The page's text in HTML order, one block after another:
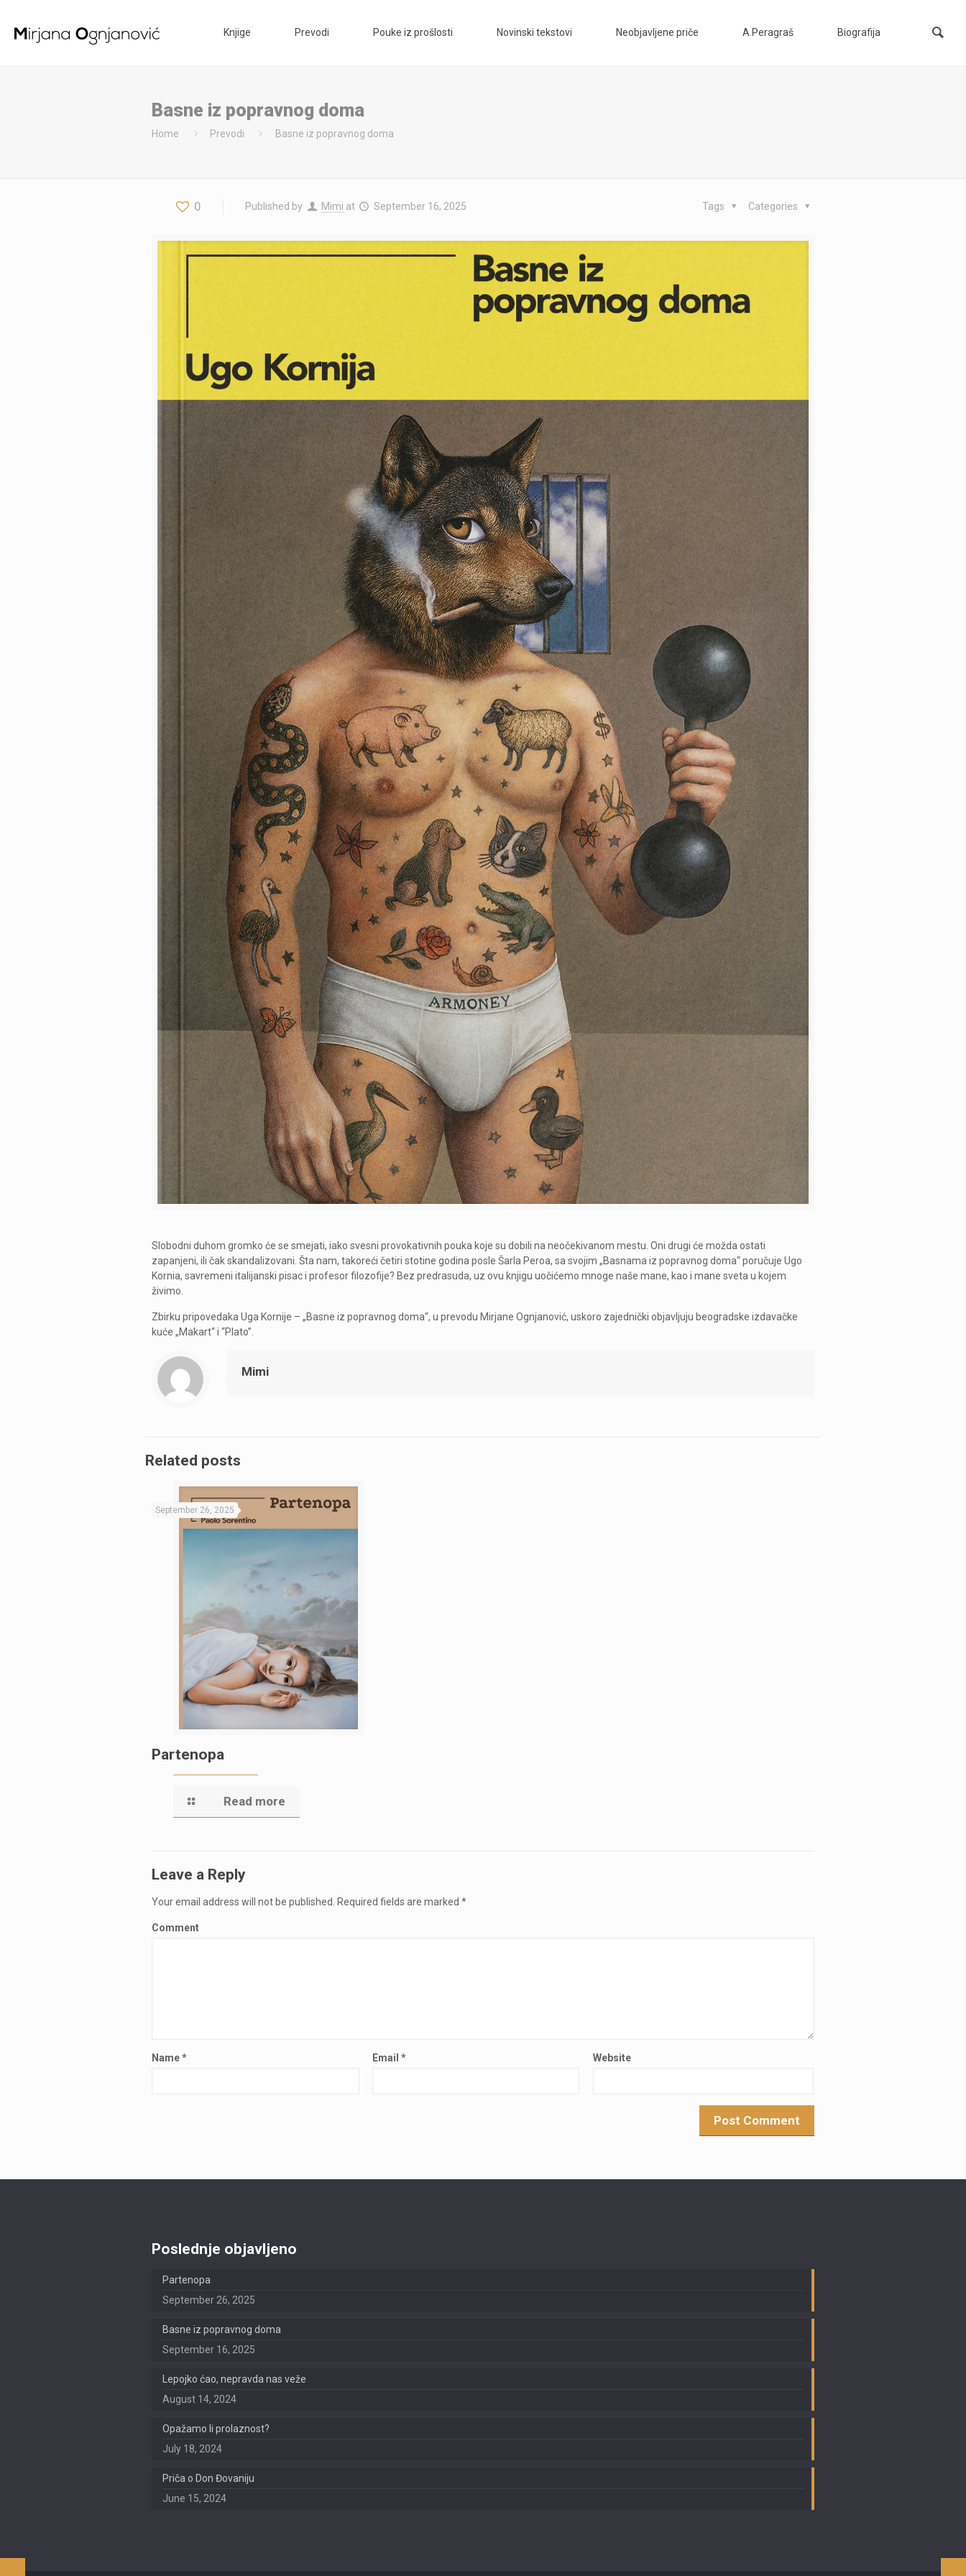
Knjige Prevodi Pouke iz prošlosti Novinski tekstovi Neobjavljene priče A.Peragraš Biografija
Basne iz popravnog doma
Home Prevodi Basne iz popravnog doma
0 Published by Mimi at September 16, 2025 Categories
Tags
Slobodni duhom gromko će se smejati, iako svesni provokativnih pouka koje su dobili na neočekivanom mestu. Oni drugi će možda ostati
zapanjeni, ili čak skandalizovani. Šta nam, takoreći četiri stotine godina posle Šarla Peroa, sa svojim „Basnama iz popravnog doma“ poručuje Ugo
Kornia, savremeni italijanski pisac i profesor filozofije? Bez predrasuda, uz ovu knjigu uočićemo mnoge naše mane, kao i mane sveta u kojem
živimo.
Zbirku pripovedaka Uga Kornije – „Basne iz popravnog doma“, u prevodu Mirjane Ognjanović, uskoro zajednički objavljuju beogradske izdavačke
kuće „Makart“ i “Plato”.
Mimi
Related posts
September 26, 2025
Partenopa
Read more
Leave a Reply
Your email address will not be published. Required fields are marked*
Comment
Name* Email* Website
Poslednje objavljeno
Partenopa
September 26, 2025
Basne iz popravnog doma
September 16, 2025
Lepojko ćao, nepravda nas veže
August 14, 2024
Opažamo li prolaznost?
July 18, 2024
Priča o Don Đovaniju
June 15, 2024